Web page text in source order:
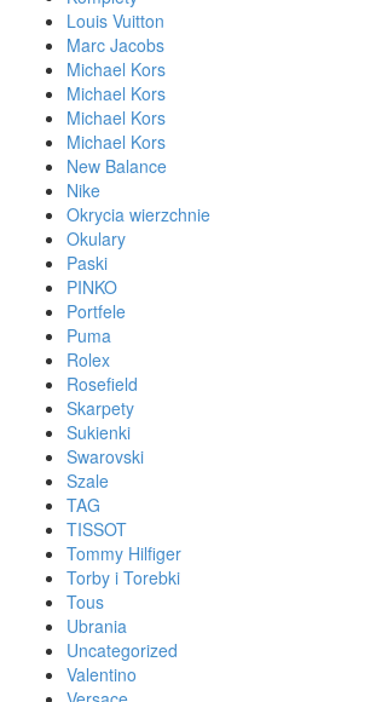
Louis Vuitton
Marc Jacobs
Michael Kors
Michael Kors
Michael Kors
Michael Kors
New Balance
Nike
Okrycia wierzchnie
Okulary
Paski
PINKO
Portfele
Puma
Rolex
Rosefield
Skarpety
Sukienki
Swarovski
Szale
TAG
TISSOT
Tommy Hilfiger
Torby i Torebki
Tous
Ubrania
Uncategorized
Valentino